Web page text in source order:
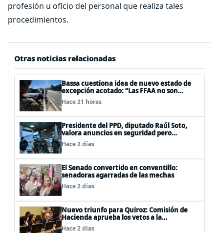
profesión u oficio del personal que realiza tales
procedimientos.
Otras noticias relacionadas
Bassa cuestiona idea de nuevo estado de
excepción acotado: “Las FFAA no son
policías”
Hace 21 horas
Presidente del PPD, diputado Raúl Soto,
valora anuncios en seguridad pero
advierte ausencia clave: alzamiento del
secreto bancario
Hace 2 días
El Senado convertido en conventillo:
senadoras agarradas de las mechas
Hace 2 días
Nuevo triunfo para Quiroz: Comisión de
Hacienda aprueba los vetos a la
Megarreforma
Hace 2 días